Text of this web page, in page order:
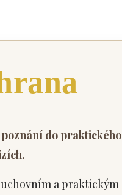
do praktického
a praktickým